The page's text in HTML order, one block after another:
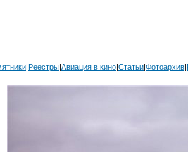
|Реестры|Авиация в кино|Статьи|Фотоархив|